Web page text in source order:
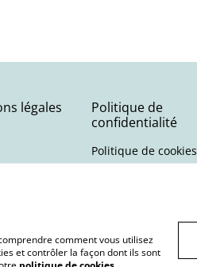
légales
Politique de
confidentialité
Politique de cookies
comment vous utilisez
et contrôler la façon dont ils sont